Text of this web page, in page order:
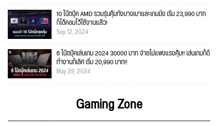
10 โน๊ตบุ๊ค AMD รวมรุ่นคุ้มทั้งบางเบาและเกมมิ่ง เริ่ม 23,990 บาท
ก็ได้คอมไว้ใช้งานแล้ว!
Sep 12, 2024
6 โน๊ตบุ๊คเล่นเกม 2024 30000 บาท จ่ายไม่แพงแรงคุ้ม!! เล่นเกมก็ดี
ทำงานก็เลิศ เริ่ม 20,990 บาท!!
May 28, 2024
Gaming Zone